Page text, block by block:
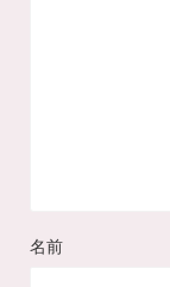
名前